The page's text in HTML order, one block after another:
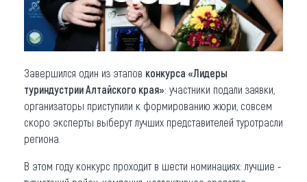
Завершился один из этапов конкурса «Лидеры
туриндустрии Алтайского края»: участники подали заявки,
организаторы приступили к формированию жюри, совсем
скоро эксперты выберут лучших представителей туротрасли
региона.
В этом году конкурс проходит в шести номинациях: лучшие -